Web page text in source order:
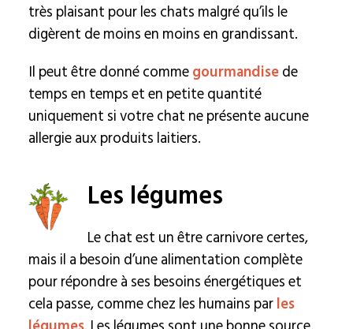
très plaisant pour les chats malgré qu’ils le
digèrent de moins en moins en grandissant.
Il peut être donné commegourmandisede
temps en temps et en petite quantité
uniquement si votre chat ne présente aucune
allergie aux produits laitiers.
Les légumes
Le chat est un être carnivore certes,
mais il a besoin d’une alimentation complète
pour répondre à ses besoins énergétiques et
cela passe, comme chez les humains parles